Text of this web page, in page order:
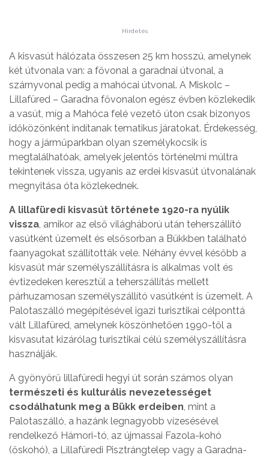
Hirdetés
A kisvasút hálózata összesen 25 km hosszú, amelynek
két útvonala van: a fővonal a garadnai útvonal, a
szárnyvonal pedig a mahócai útvonal. A Miskolc –
Lillafüred – Garadna fővonalon egész évben közlekedik
a vasút, míg a Mahóca felé vezető úton csak bizonyos
időközönként indítanak tematikus járatokat. Érdekesség,
hogy a járműparkban olyan személykocsik is
megtalálhatóak, amelyek jelentős történelmi múltra
tekintenek vissza, ugyanis az erdei kisvasút útvonalának
megnyitása óta közlekednek.
A lillafüredi kisvasút története 1920-ra nyúlik
vissza, amikor az első világháború után teherszállító
vasútként üzemelt és elsősorban a Bükkben található
faanyagokat szállították vele. Néhány évvel később a
kisvasút már személyszállításra is alkalmas volt és
évtizedeken keresztül a teherszállítás mellett
párhuzamosan személyszállító vasútként is üzemelt. A
Palotaszálló megépítésével igazi turisztikai célponttá
vált Lillafüred, amelynek köszönhetően 1990-től a
kisvasutat kizárólag turisztikai célú személyszállításra
használják.
A gyönyörű lillafüredi hegyi út során számos olyan
természeti és kulturális nevezetességet
csodálhatunk meg a Bükk erdeiben, mint a
Palotaszálló, a hazánk legnagyobb vízesésével
rendelkező Hámori-tó, az újmassai Fazola-kohó
(őskohó), a Lillafüredi Pisztrángtelep vagy a Garadna-